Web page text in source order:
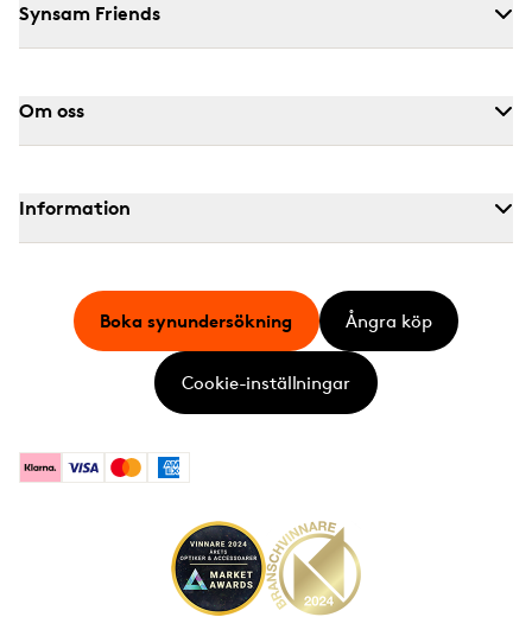
Synsam Friends
Om oss
Information
KlarnaVisa MastercardAmerican Express
Boka synundersökning Ångra köp
Cookie-inställningar